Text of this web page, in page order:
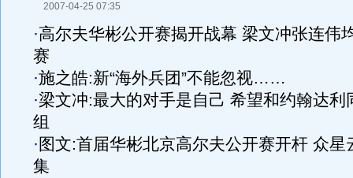
2007-04-25 07:35
·高尔夫华彬公开赛揭开战幕 梁文冲张连伟
赛
·施之皓:新“海外兵团”不能忽视……
·梁文冲:最大的对手是自己 希望和约翰达利
组
· 图文:首届华彬北京高尔夫公开赛开杆 众星
集